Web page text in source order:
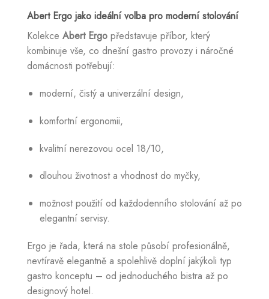
Abert Ergo jako ideální volba pro moderní stolování
Kolekce Abert Ergo představuje příbor, který
kombinuje vše, co dnešní gastro provozy i náročné
domácnosti potřebují:
moderní, čistý a univerzální design,
komfortní ergonomii,
kvalitní nerezovou ocel 18/10,
dlouhou životnost a vhodnost do myčky,
možnost použití od každodenního stolování až po
elegantní servisy.
Ergo je řada, která na stole působí profesionálně,
nevtíravě elegantně a spolehlivě doplní jakýkoli typ
gastro konceptu – od jednoduchého bistra až po
designový hotel.